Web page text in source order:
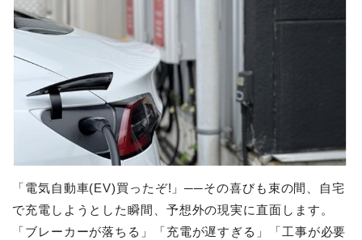
「電気自動車(EV)買ったぞ!」──その喜びも束の間、自宅
で充電しようとした瞬間、予想外の現実に直面します。
「ブレーカーが落ちる」「充電が遅すぎる」「工事が必要